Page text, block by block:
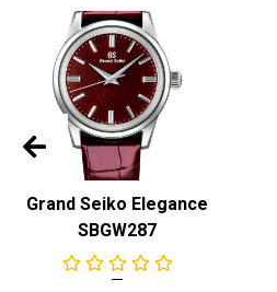
Grand Seiko Elegance
SBGW287